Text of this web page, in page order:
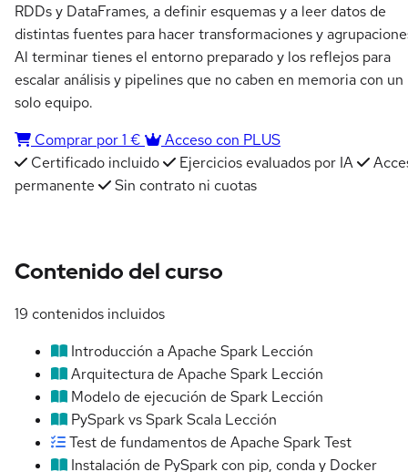
RDDs y DataFrames, a definir esquemas y a leer datos de
distintas fuentes para hacer transformaciones y
Al terminar tienes el entorno preparado y los reflejos para
escalar análisis y pipelines que no caben en memoria con un
solo equipo.
Comprar por 1 €
Acceso con PLUS
Certificado incluido
Ejercicios evaluados por IA
permanente
Sin contrato ni cuotas
Contenido del curso
19 contenidos incluidos
Introducción a Apache Spark Lección
Arquitectura de Apache Spark Lección
Modelo de ejecución de Spark Lección
PySpark vs Spark Scala Lección
Test de fundamentos de Apache SparkTest
Instalación de PySpark con pip, conda y Docker